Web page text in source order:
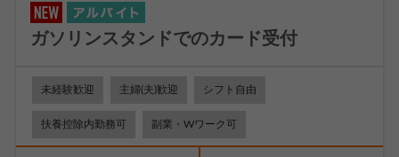
ガソリンスタンドでのカード受付
未経験歓迎 主婦(夫)歓迎 シフト自由
扶養控除内勤務可 副業・Wワーク可